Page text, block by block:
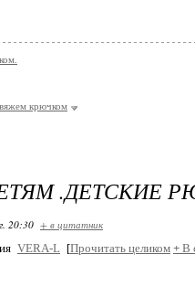
вяжем крючком
.ДЕТСКИЕ
20:30 + в цитатник
VERA-L [Прочитать целиком + В